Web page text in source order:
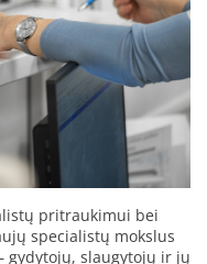
pritraukimui bei
specialistų mokslus
gydytojų, slaugytojų ir jų